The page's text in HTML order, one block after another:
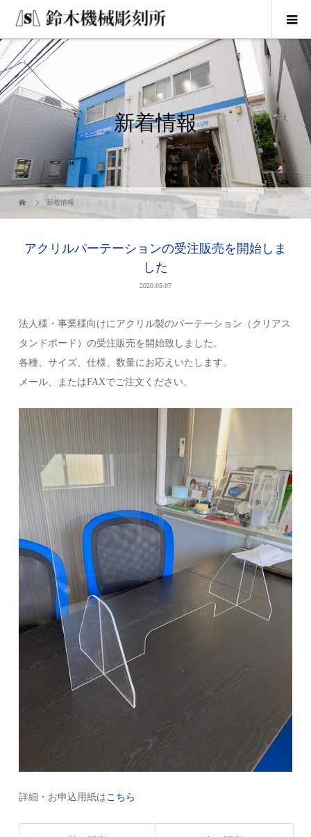
新着情報
新着情報
アクリルパーテーションの受注販売を開始しま
した
2020.05.07
法人様・事業様向けにアクリル製のパーテーション（クリアス
タンドボード）の受注販売を開始致しました。
各種、サイズ、仕様、数量にお応えいたします。
メール、またはFAXでご注文ください。
詳細・お申込用紙はこちら